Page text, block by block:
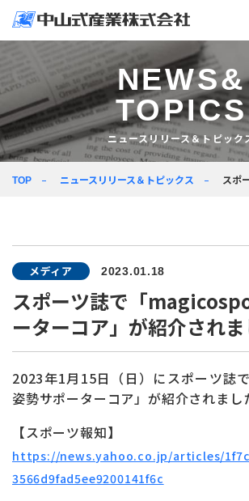
ニュースリリース＆トピックス
製品情報
NEWS&
TOPICS
ニュースリリース＆トピック
TOP ニュースリリース＆トピックス スポ
メディア 2023.01.18
スポーツ誌で「
ーターコア」が紹介され
2023年1月15日（日）にスポーツ誌
姿勢サポーターコア」が紹介されまし
【スポーツ報知】
https://news.yahoo.co.jp/articles/
3566d9fad5ee9200141f6c